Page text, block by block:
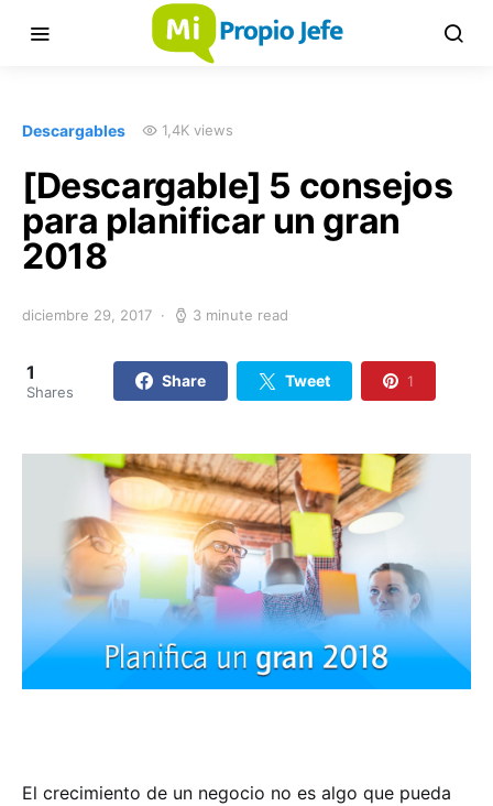
Descargables 1,4K views
[Descargable] 5 consejos
para planificar un gran
2018
diciembre 29, 2017 3 minute read
1
Shares
Share Tweet 1
El crecimiento de un negocio no es algo que pueda